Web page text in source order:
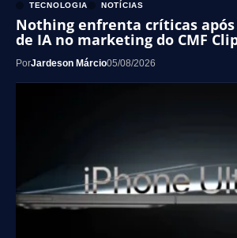
TECNOLOGIA NOTÍCIAS
Nothing enfrenta críticas
de IA no marketing do CMF
PorJardeson Márcio05/08/2026